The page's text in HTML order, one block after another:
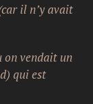
il n’y avait
on vendait un
qui est